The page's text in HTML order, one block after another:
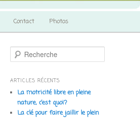
Contact Photos
e
h
h
ARTICLES RÉCENTS
La motricité libre en pleine
nature, c’est quoi?
La clé pour faire jaillir le plein